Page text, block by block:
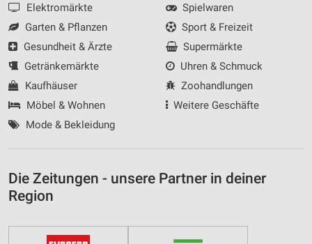
Elektromärkte
Garten & Pflanzen
Gesundheit & Ärzte
Getränkemärkte
Kaufhäuser
Möbel & Wohnen
Mode & Bekleidung
Spielwaren
Sport & Freizeit
Supermärkte
Uhren & Schmuck
Zoohandlungen
Weitere Geschäfte
Die Zeitungen - unsere Partner in deiner
Region